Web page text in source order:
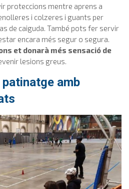
proteccions mentre aprens a
i colzeres i guants per
de caiguda. També pots fer servir
encara més segur o segura.
et donarà més sensació de
lesions greus.
amb